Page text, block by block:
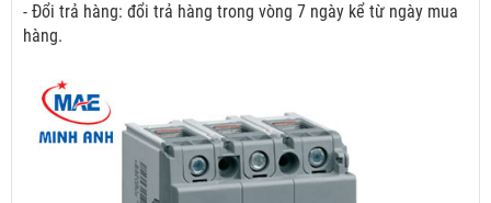
- Đổi trả hàng: đổi trả hàng trong vòng 7 ngày kể từ ngày mua
hàng.